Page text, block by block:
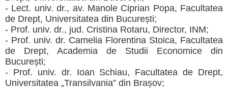
- Lect. univ. dr., av. Manole Ciprian Popa, Facultatea
de Drept, Universitatea din București;
- Prof. univ. dr., jud. Cristina Rotaru, Director, INM;
- Prof. univ. dr. Camelia Florentina Stoica, Facultatea
de Drept, Academia de Studii Economice din
București;
- Prof. univ. dr. Ioan Schiau, Facultatea de Drept,
Universitatea „Transilvania” din Brașov;